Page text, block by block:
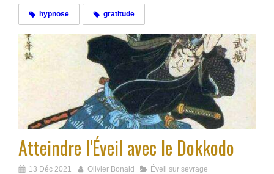
hypnose gratitude
Atteindre l'Éveil avec le Dokkodo
13 Déc 2021 Olivier Bonald Éveil sur sevrage